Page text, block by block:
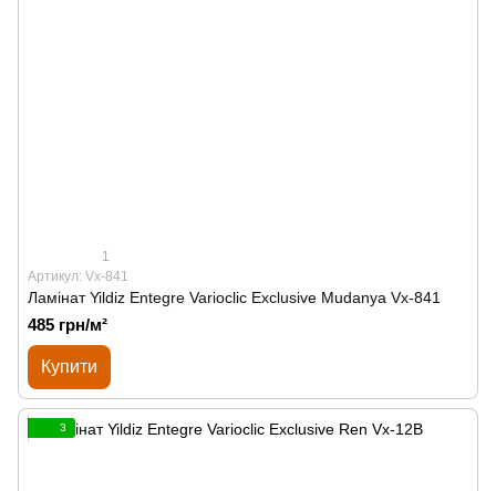
1
Артикул: Vx-841
Ламінат Yildiz Entegre Varioclic Exclusive Mudanya Vx-841
485 грн/м²
Купити
3